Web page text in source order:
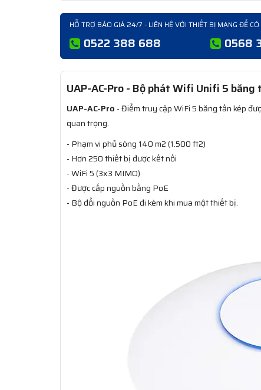
HỖ TRỢ BÁO GIÁ 24/7 - LIÊN HỆ VỚI THIẾT BỊ MẠNG ĐỂ
0522 388 688 0568
UAP-AC-Pro - Bộ phát Wifi Unifi 5
UAP-AC-Pro - Điểm truy cập WiFi 5 băng tần kép
quan trọng.
- Phạm vi phủ sóng 140 m2 (1.500 ft2)
- Hơn 250 thiết bị được kết nối
- WiFi 5 (3x3 MIMO)
- Được cấp nguồn bằng PoE
- Bộ đổi nguồn PoE đi kèm khi mua một thiết bị.